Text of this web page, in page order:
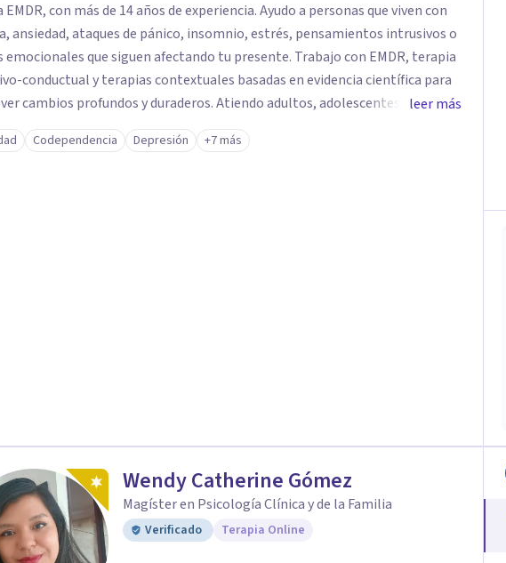
con más de 14 años de experiencia. Ayudo a personas que viven con
ansiedad, ataques de pánico, insomnio, estrés, pensamientos intrusivos o
emocionales que siguen afectando tu presente. Trabajo con EMDR, terapia
conductual y terapias contextuales basadas en evidencia científica para
cambios profundos y duraderos. Atiendo adultos, adolescentes, parejas y
de forma presencial en Medellín y online, en un espacio seguro, cercano y
leer más
Codependencia Depresión +7 más
Wendy Catherine Gómez
Magíster en Psicología Clínica y de la Familia
Verificado Terapia Online